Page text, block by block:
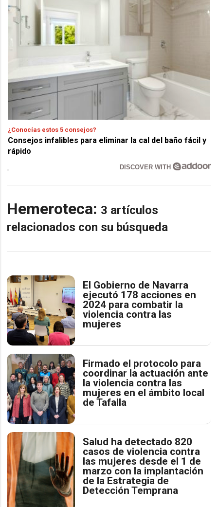
¿Conocías estos 5 consejos?
Consejos infalibles para eliminar la cal del baño fácil y
rápido
DISCOVER WITH
Hemeroteca: 3 artículos
relacionados con su búsqueda
El Gobierno de Navarra
ejecutó 178 acciones en
2024 para combatir la
violencia contra las
mujeres
Firmado el protocolo para
coordinar la actuación ante
la violencia contra las
mujeres en el ámbito local
de Tafalla
Salud ha detectado 820
casos de violencia contra
las mujeres desde el 1 de
marzo con la implantación
de la Estrategia de
Detección Temprana